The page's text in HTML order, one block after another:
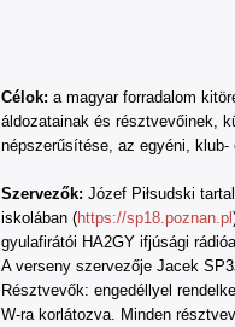
Célok: a magyar forradalom
áldozatainak és résztvevőinek,
népszerűsítése, az egyéni, klub-
Szervezők: Józef Piłsudski
iskolában (https://sp18.poznan.pl
gyulafirátói HA2GY ifjúsági
A verseny szervezője Jacek
Résztvevők: engedéllyel
W-ra korlátozva. Minden